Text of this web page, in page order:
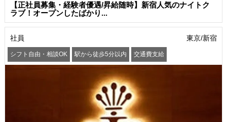
【正社員募集・経験者優遇/昇給随時】新宿人気のナイトク
ラブ！オープンしたばかり...
社員 東京/新宿
シフト自由・相談OK 駅から徒歩5分以内 交通費支給